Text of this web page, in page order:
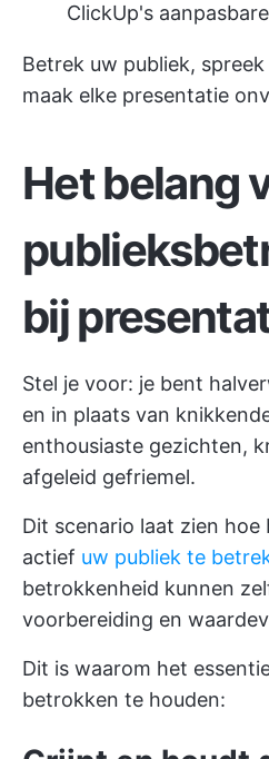
ClickUp's
Betrek uw publiek,
maak elke presentatie
Het belang
bij
Stel je voor: je bent
en in plaats van
enthousiaste gezichten,
afgeleid gefriemel.
Dit scenario laat zien hoe
actief uw publiek te
betrokkenheid kunnen
voorbereiding en
Dit is waarom het
betrokken te houden: